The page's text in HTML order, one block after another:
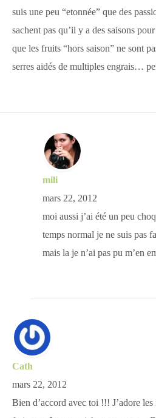
suis une peu “etonnée” que des
sachent pas qu’il y a des saisons
que les fruits “hors saison” ne sont
serres aidés de multiples engrais…
mili
mars 22, 2012
moi aussi j’ai été un peu
temps normal je ne suis pas
mais la je n’ai pas pu m’en
Cath
mars 22, 2012
Bien d’accord avec toi !!! J’adore